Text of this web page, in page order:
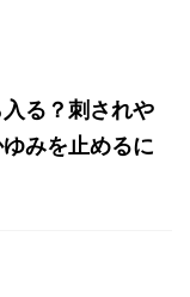
る？刺されや
みを止めるに